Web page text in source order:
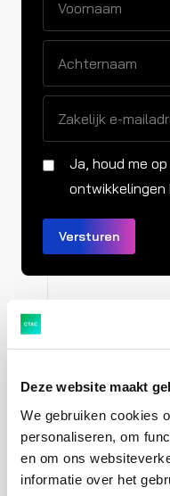
Deze website maakt
We gebruiken cookies
personaliseren, om
en om ons
informatie over het
Ja, houd me
ontwikkelingen
Omarm de
Het DPP zorgt voor
transparantie en
vanaf de eerste dag
omarmen. Het is een